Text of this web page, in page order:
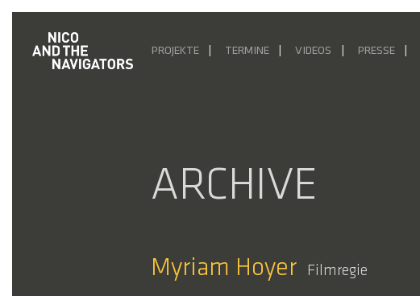
PROJEKTE TERMINE VIDEOS PRESSE
ARCHIVE
Myriam Hoyer Filmregie